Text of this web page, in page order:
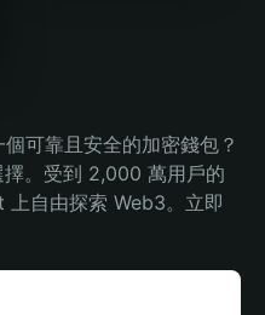
可靠且安全的加密錢包？
。受到 2,000 萬用戶的
自由探索 Web3。立即